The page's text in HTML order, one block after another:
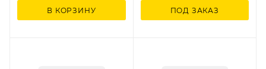
В КОРЗИНУ ПОД ЗАКАЗ